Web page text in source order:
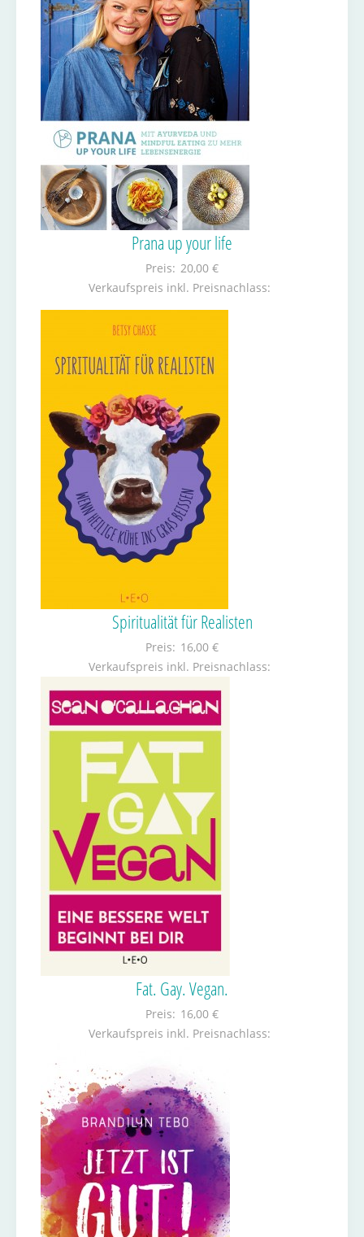
Prana up your life
Preis: 20,00 €
Verkaufspreis inkl. Preisnachlass:
Spiritualität für Realisten
Preis: 16,00 €
Verkaufspreis inkl. Preisnachlass:
Fat. Gay. Vegan.
Preis: 16,00 €
Verkaufspreis inkl. Preisnachlass: